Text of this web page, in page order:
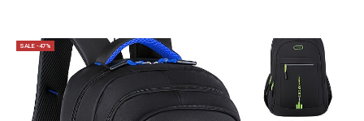
SALE -47%